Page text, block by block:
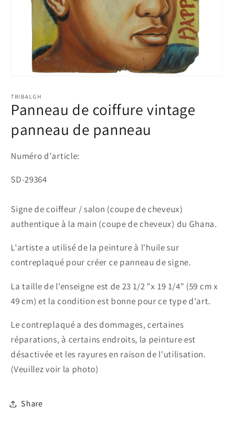
média
dans
une
modale
TRIBALGH
Panneau de coiffure vintage
panneau de panneau
Numéro d'article:
SKU:
SD-29364
Signe de coiffeur / salon (coupe de cheveux)
authentique à la main (coupe de cheveux) du Ghana.
L'artiste a utilisé de la peinture à l'huile sur
contreplaqué pour créer ce panneau de signe.
La taille de l'enseigne est de 23 1/2 "x 19 1/4" (59 cm x
49 cm) et la condition est bonne pour ce type d'art.
Le contreplaqué a des dommages, certaines
réparations, à certains endroits, la peinture est
désactivée et les rayures en raison de l'utilisation.
(Veuillez voir la photo)
Share